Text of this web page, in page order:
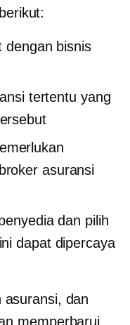
dengan bisnis
tertentu yang
asuransi
dan pilih
dapat dipercaya
asuransi, dan
memperbarui